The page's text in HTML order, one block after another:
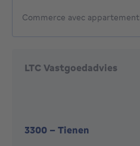
Commerce avec appartement
LTC Vastgoedadvies
3300 - Tienen